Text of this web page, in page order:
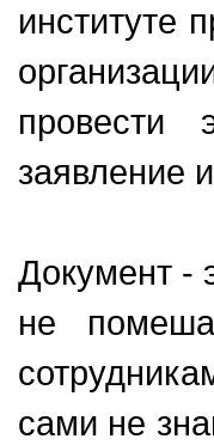
институте
провести
заявление
Документ -
не
сами не